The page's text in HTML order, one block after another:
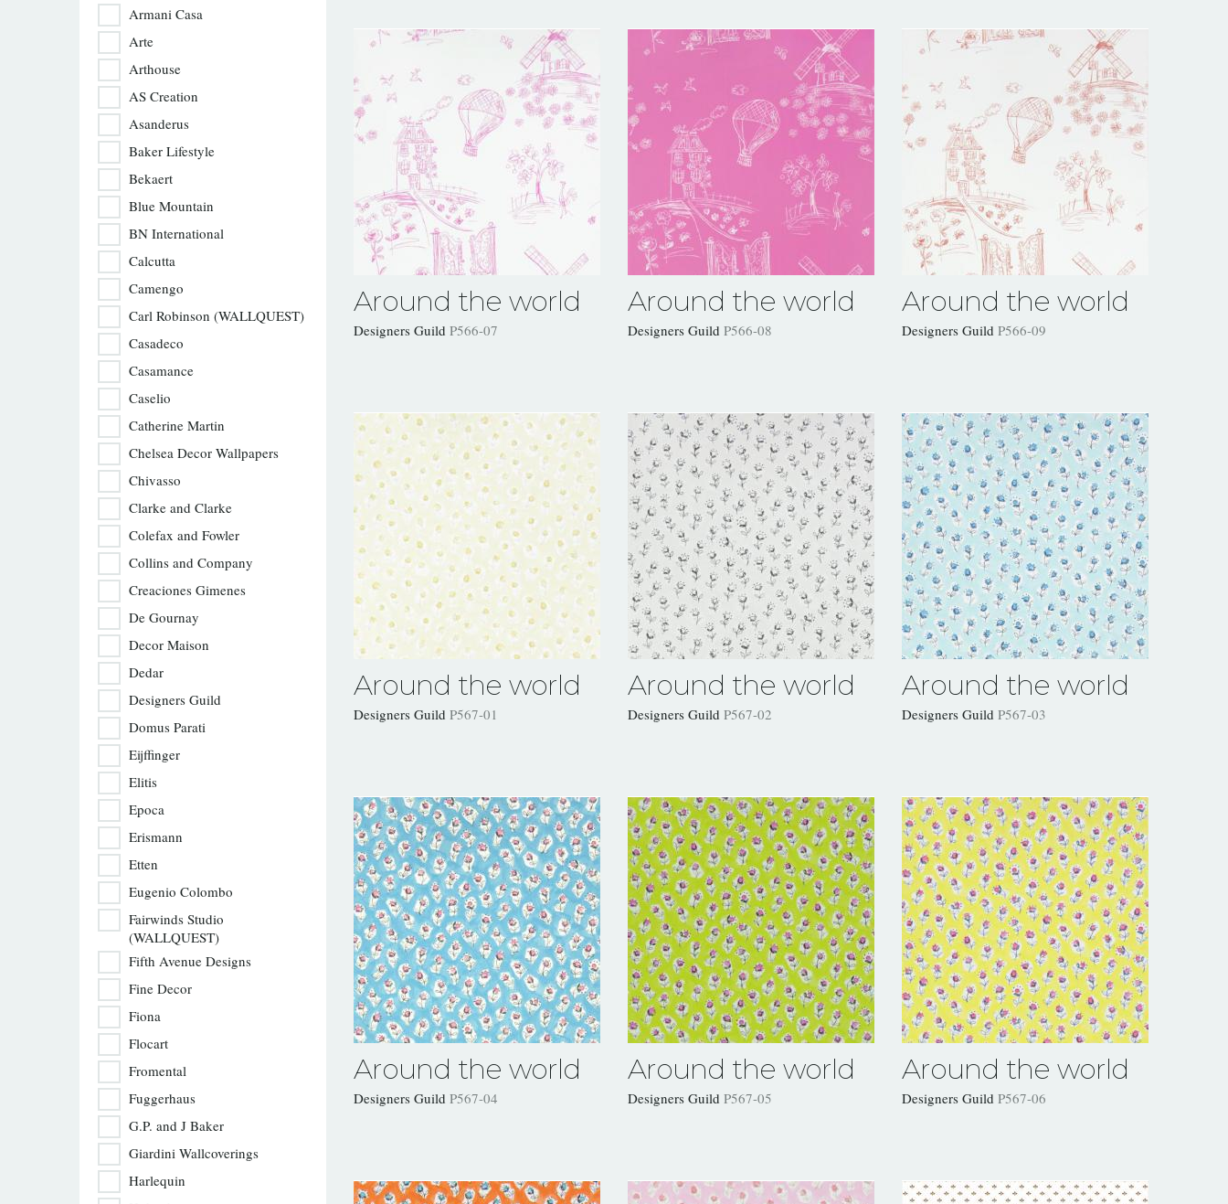
Armani Casa
Arte
Arthouse
AS Creation
Asanderus
Baker Lifestyle
Bekaert
Blue Mountain
BN International
Calcutta
Camengo
Carl Robinson (WALLQUEST)
Casadeco
Casamance
Caselio
Catherine Martin
Chelsea Decor Wallpapers
Chivasso
Clarke and Clarke
Colefax and Fowler
Collins and Company
Creaciones Gimenes
De Gournay
Decor Maison
Dedar
Designers Guild
Domus Parati
Eijffinger
Elitis
Epoca
Erismann
Etten
Eugenio Colombo
Fairwinds Studio
(WALLQUEST)
Fifth Avenue Designs
Fine Decor
Fiona
Flocart
Fromental
Fuggerhaus
G.P. and J Baker
Giardini Wallcoverings
Harlequin
Around the world
Designers Guild P566-07
Around the world
Designers Guild P566-08
Around the world
Designers Guild P566-09
Around the world
Designers Guild P567-01
Around the world
Designers Guild P567-02
Around the world
Designers Guild P567-03
Around the world
Designers Guild P567-04
Around the world
Designers Guild P567-05
Around the world
Designers Guild P567-06